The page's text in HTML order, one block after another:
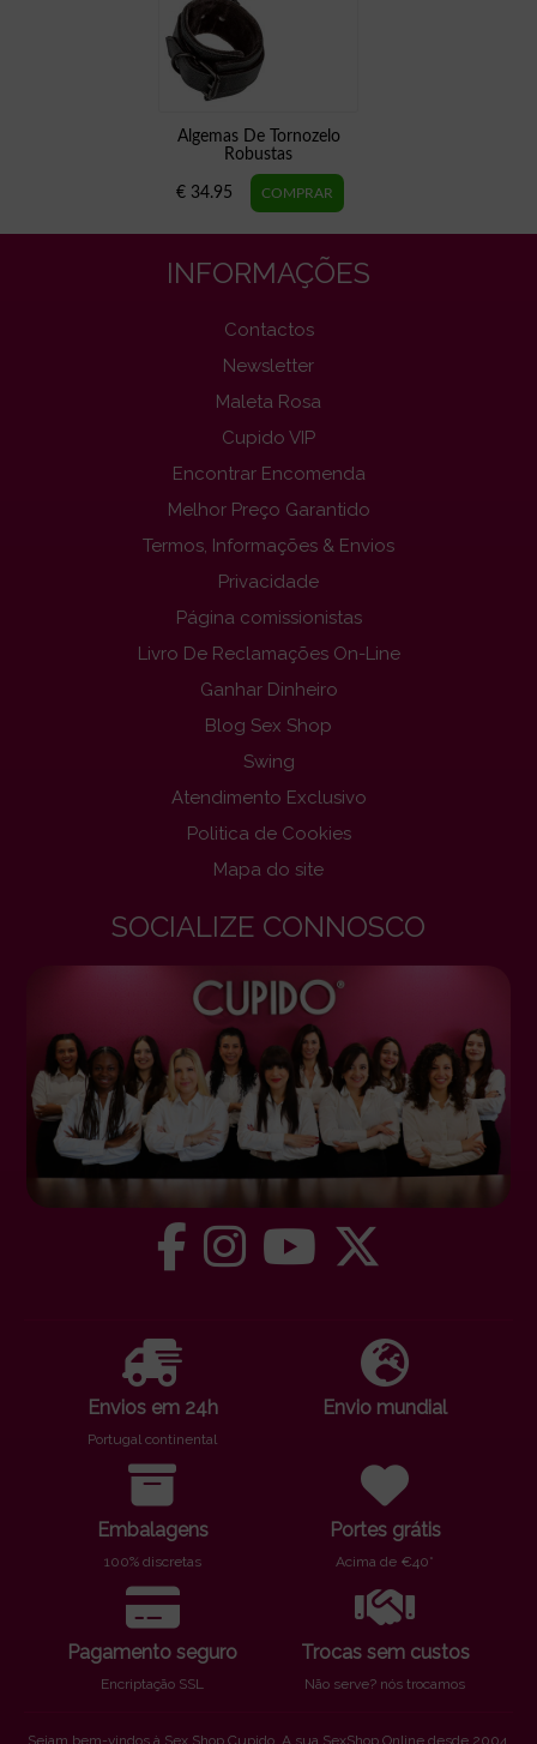
Algemas De Tornozelo
Robustas
€ 34.95
INFORMAÇÕES
Contactos
Newsletter
Maleta Rosa
Cupido VIP
Encontrar Encomenda
Melhor Preço Garantido
Termos, Informações & Envios
Privacidade
Página comissionistas
Livro De Reclamações On-Line
Ganhar Dinheiro
Blog Sex Shop
Swing
Atendimento Exclusivo
Politica de Cookies
Mapa do site
SOCIALIZE CONNOSCO
Envios em 24h
Portugal continental
Envio mundial
Embalagens
100% discretas
Portes grátis
Acima de €40*
Pagamento seguro
Encriptação SSL
Trocas sem custos
Não serve? nós trocamos
Sejam bem-vindos à Sex Shop Cupido. A sua SexShop Online desde 2004.